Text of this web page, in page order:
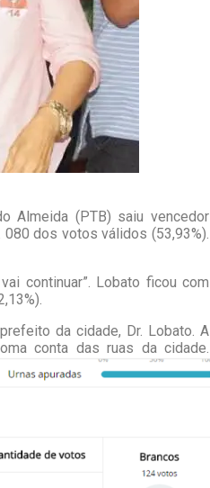
Almeida (PTB) saiu vencedor
dos votos válidos (53,93%).
continuar”. Lobato ficou com
da cidade, Dr. Lobato. A
conta das ruas da cidade.